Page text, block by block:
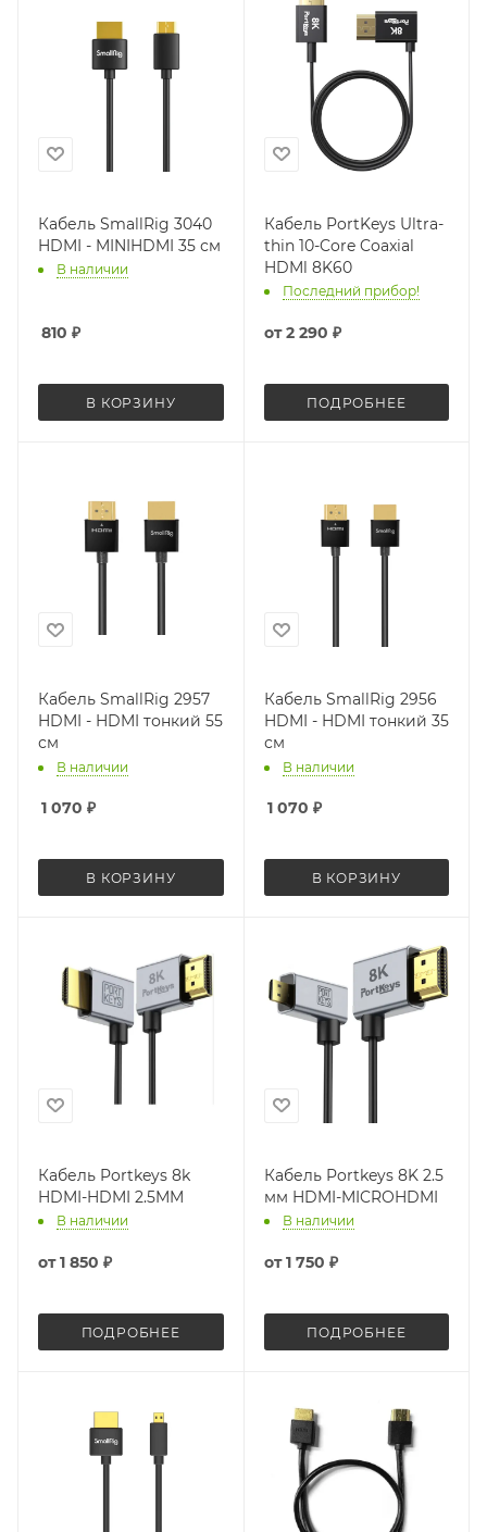
Кабель SmallRig 3040
HDMI - MINIHDMI 35 см
В наличии
810 ₽
В КОРЗИНУ
Кабель PortKeys Ultra-
thin 10-Core Coaxial
HDMl 8K60
Последний прибор!
от2 290 ₽
ПОДРОБНЕЕ
Кабель SmallRig 2957
HDMI - HDMI тонкий 55
см
В наличии
1 070 ₽
В КОРЗИНУ
Кабель SmallRig 2956
HDMI - HDMI тонкий 35
см
В наличии
1 070 ₽
В КОРЗИНУ
Кабель Portkeys 8k
HDMI-HDMI 2.5MM
В наличии
от1 850 ₽
ПОДРОБНЕЕ
Кабель Portkeys 8K 2.5
мм HDMI-MICROHDMI
В наличии
от1 750 ₽
ПОДРОБНЕЕ